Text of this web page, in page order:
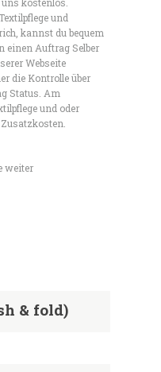
kostenlos.
und
kannst du bequem
einen Auftrag Selber
Webseite
die Kontrolle über
Status. Am
und oder
weiter
& fold)